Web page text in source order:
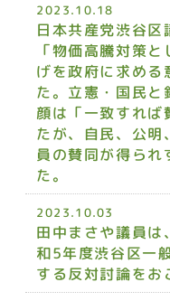
2023.10.18
日本共産党渋谷区
「物価高騰対策
げを政府に求め
た。立憲・国民と
顔は「一致すれば
たが、自民、公明
員の賛同が得られ
た。
2023.10.03
田中まさや議員
和5年度渋谷区一
する反対討論をお